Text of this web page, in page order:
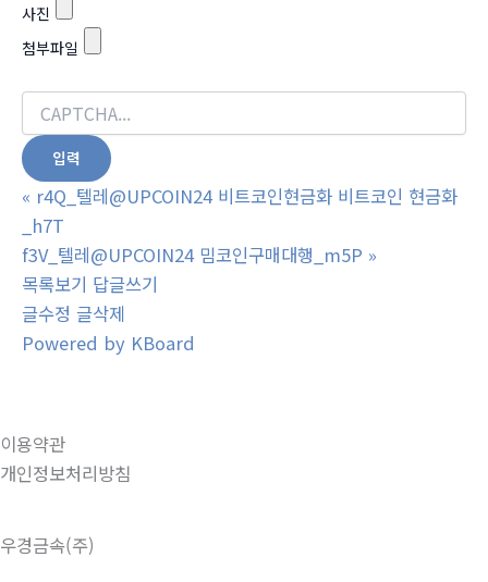
사진
첨부파일
« r4Q_텔레@UPCOIN24 비트코인현금화 비트코인 현금화
_h7T
f3V_텔레@UPCOIN24 밈코인구매대행_m5P »
목록보기 답글쓰기
글수정 글삭제
Powered by KBoard
이용약관
개인정보처리방침
우경금속(주)